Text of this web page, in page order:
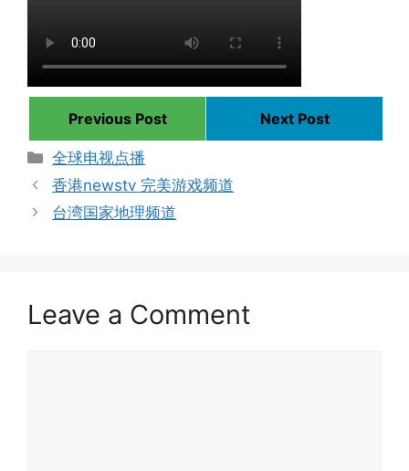
Previous Post
Next Post
Categories
全球电视点播
香港newstv 完美游戏频道
台湾国家地理频道
Leave a Comment